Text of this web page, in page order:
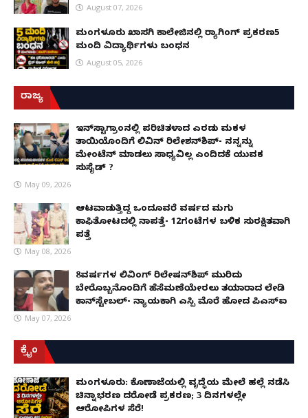
August 07, 2026
ಮಂಗಳೂರು ಖಾಸಗಿ ಕಾಲೇಜಿನಲ್ಲಿ ರ‌್ಯಾಗಿಂಗ್ ಪ್ರಕರಣ5
ಮಂದಿ ವಿದ್ಯಾರ್ಥಿಗಳು ಬಂಧನ
August 05, 2026
ರಾಜ್ಯ
ಇನ್​ಸ್ಟಾಗ್ರಾಂನಲ್ಲಿ ಪರಿಚಿತಳಾದ ಎರಡು ಮಕ್ಕಳ
ತಾಯಿಯೊಂದಿಗೆ ಲಿವಿನ್ ರಿಲೇಶನ್​ಶಿಪ್- ನನ್ನನ್ನು
ಮೇಂಟೆನ್ ಮಾಡಲು ಸಾಧ್ಯವಿಲ್ಲ ಎಂದಿದಕ್ಕೆ ಯುವಕ
ಸುಸೈಡ್ ?
May 09, 2026
ಆಟವಾಡುತ್ತಿದ್ದ ಒಂದೂವರೆ ವರ್ಷದ ಮಗು
ಕಾಫಿತೋಟದಲ್ಲಿ ನಾಪತ್ತೆ- 12ಗಂಟೆಗಳ ಬಳಿಕ ಸುರಕ್ಷಿತವಾಗಿ
ಪತ್ತೆ
May 08, 2026
8ವರ್ಷಗಳ ಲಿವಿಂಗ್‌ ರಿಲೇಷನ್‌ಶಿಪ್ ಮುರಿದು
ಬೇರೊಬ್ಬನೊಂದಿಗೆ ಹೆಸೆಮಣೆಯೇರಲು ತಯಾರಾದ ಲೇಡಿ
ಕಾನ್‌ಸ್ಟೇಬಲ್- ನ್ಯಾಯಕ್ಕಾಗಿ ಎಸ್ಪಿ ಮೊರೆ ಹೋದ ಪಿಎಸ್ಐ
May 07, 2026
ಕ್ರೈಂ
ಮಂಗಳೂರು: ಕೊಣಾಜೆಯಲ್ಲಿ ವೃದ್ಧೆಯ ಮೇಲೆ ಹಲ್ಲೆ ನಡೆಸಿ
ಚಿನ್ನಾಭರಣ ದರೋಡೆ ಪ್ರಕರಣ; 3 ದಿನಗಳಲ್ಲೇ
ಆರೋಪಿಗಳ ಸೆರೆ!